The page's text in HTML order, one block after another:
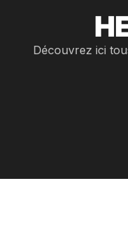
Découvrez ici